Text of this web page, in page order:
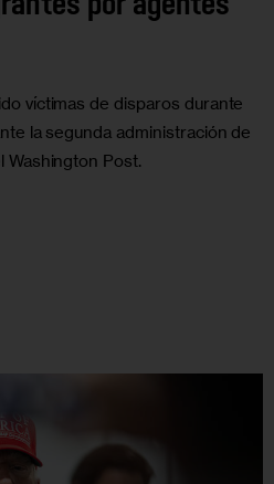
por agentes
víctimas de disparos durante
la segunda administración de
Washington Post.